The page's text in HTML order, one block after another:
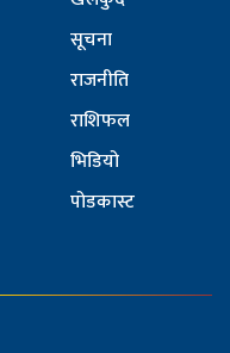
सूचना
राजनीति
राशिफल
भिडियो
पोडकास्ट